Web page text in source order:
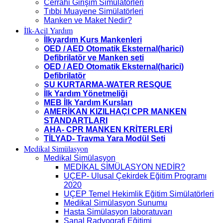
Cerrahi Girişim Simülatörleri
Tıbbi Muayene Simülatörleri
Manken ve Maket Nedir?
İlk-Acil Yardım
İlkyardım Kurs Mankenleri
OED / AED Otomatik Eksternal(harici)
Defibrilatör ve Manken seti
OED / AED Otomatik Eksternal(harici)
Defibrilatör
SU KURTARMA-WATER RESQUE
İlk Yardım Yönetmeliği
MEB İlk Yardım Kursları
AMERİKAN KIZILHAÇI CPR MANKEN
STANDARTLARI
AHA- CPR MANKEN KRİTERLERİ
TİLYAD- Travma Yara Modül Seti
Medikal Simülasyon
Medikal Simülasyon
MEDİKAL SİMÜLASYON NEDİR?
UÇEP- Ulusal Çekirdek Eğitim Programı
2020
UÇEP Temel Hekimlik Eğitim Simülatörleri
Medikal Simülasyon Sunumu
Hasta Simülasyon laboratuvarı
Sanal Radyografi Eğitimi